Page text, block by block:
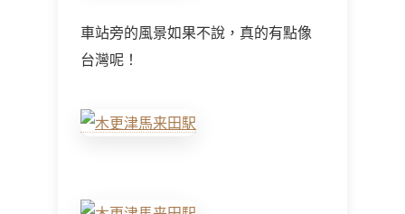
車站旁的風景如果不說，真的有點像
台灣呢！